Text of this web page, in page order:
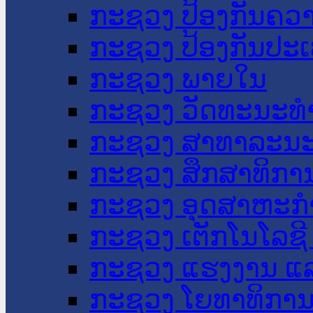
ກະຊວງ ປ້ອງກັນຄວ
ກະຊວງ ປ້ອງກັນປະ
ກະຊວງ ພາຍໃນ
ກະຊວງ ວັດທະນະ
ກະຊວງ ສາທາລະນ
ກະຊວງ ສຶກສາທິກາ
ກະຊວງ ອຸດສາຫະ
ກະຊວງ ເຕັກໂນໂລ
ກະຊວງ ແຮງງານ
ກະຊວງ ໂຍທາທິກາ